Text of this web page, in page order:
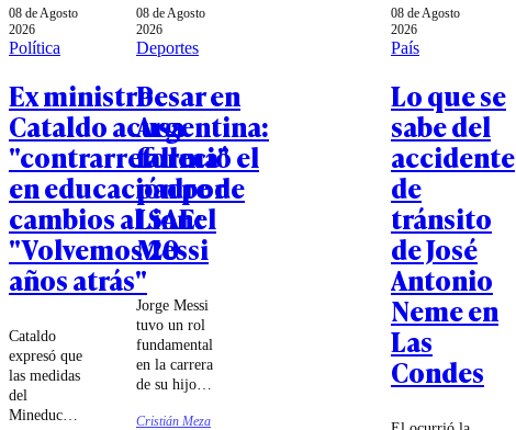
08 de Agosto
2026
Política
Ex ministro
Cataldo acusa
"contrarreforma"
en educación por
cambios al SAE:
"Volvemos 20
años atrás"
Cataldo
expresó que
las medidas
del
Mineduc
08 de Agosto
2026
Deportes
Pesar en
Argentina:
falleció el
padre de
Lionel
Messi
Jorge Messi
tuvo un rol
fundamental
en la carrera
de su hijo,
España para
Cristián Meza
08 de Agosto
2026
País
Lo que se
sabe del
accidente
de
tránsito
de José
Antonio
Neme en
Las
Condes